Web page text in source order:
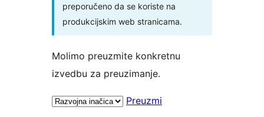
preporučeno da se koriste na
produkcijskim web stranicama.
Molimo preuzmite konkretnu
izvedbu za preuzimanje.
Preuzmi